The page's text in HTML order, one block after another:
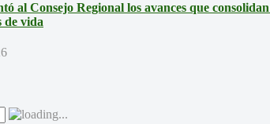
al Consejo Regional los avances que
de vida